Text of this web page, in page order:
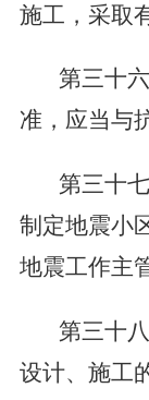
施工，采取
第三十
准，应当与
第三十
制定地震小
地震工作主
第三十
设计、施工